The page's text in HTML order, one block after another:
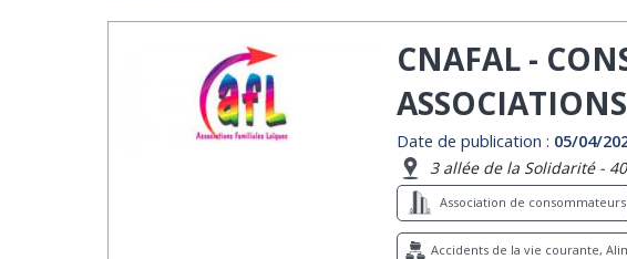
CNAFAL -
Date de publication : 05/04/
3 allée de la Solidarité -
Association de consommateurs
Accidents de la vie courante,